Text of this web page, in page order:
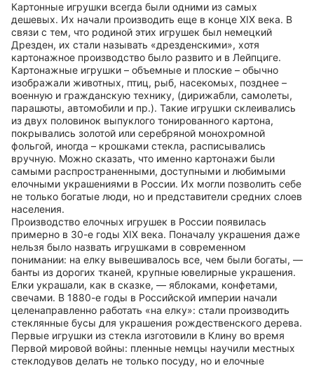
Картонные игрушки всегда были одними из самых
дешевых. Их начали производить еще в конце XIX века. В
связи с тем, что родиной этих игрушек был немецкий
Дрезден, их стали называть «дрезденскими», хотя
картонажное производство было развито и в Лейпциге.
Картонажные игрушки – объемные и плоские – обычно
изображали животных, птиц, рыб, насекомых, позднее –
военную и гражданскую технику, (дирижабли, самолеты,
парашюты, автомобили и пр.). Такие игрушки склеивались
из двух половинок выпуклого тонированного картона,
покрывались золотой или серебряной монохромной
фольгой, иногда – крошками стекла, расписывались
вручную. Можно сказать, что именно картонажи были
самыми распространенными, доступными и любимыми
елочными украшениями в России. Их могли позволить себе
не только богатые люди, но и представители средних слоев
населения.
Производство елочных игрушек в России появилась
примерно в 30-е годы XIX века. Поначалу украшения даже
нельзя было назвать игрушками в современном
понимании: на елку вывешивалось все, чем были богаты, —
банты из дорогих тканей, крупные ювелирные украшения.
Елки украшали, как в сказке, — яблоками, конфетами,
свечами. В 1880-е годы в Российской империи начали
целенаправленно работать «на елку»: стали производить
стеклянные бусы для украшения рождественского дерева.
Первые игрушки из стекла изготовили в Клину во время
Первой мировой войны: пленные немцы научили местных
стеклодувов делать не только посуду, но и елочные